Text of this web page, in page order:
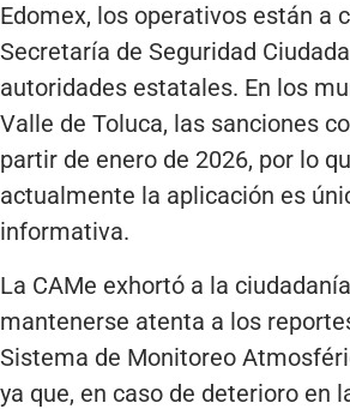
Edomex, los operativos están a
Secretaría de Seguridad
autoridades estatales. En los
Valle de Toluca, las sanciones
partir de enero de 2026, por lo
actualmente la aplicación es
informativa.
La CAMe exhortó a la
mantenerse atenta a los
Sistema de Monitoreo
ya que, en caso de deterioro en